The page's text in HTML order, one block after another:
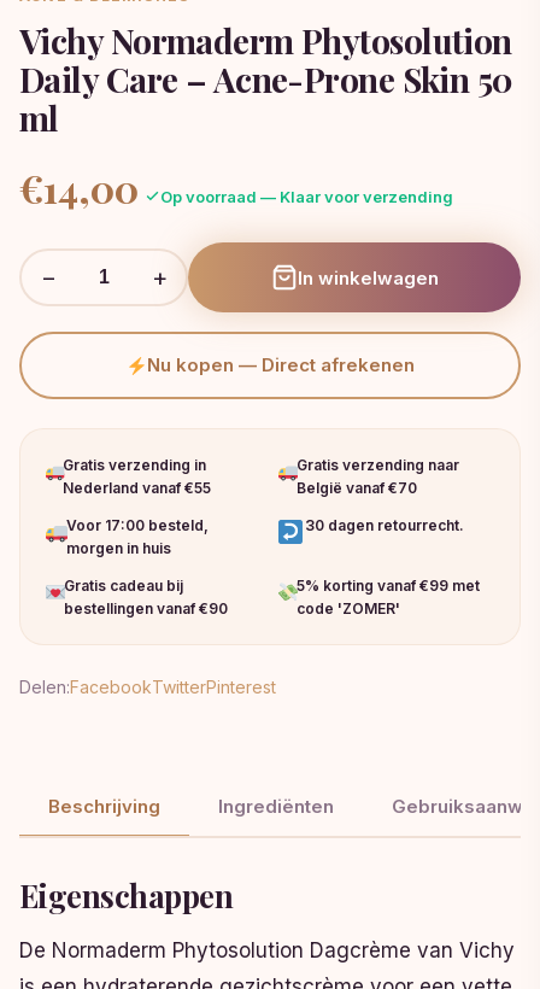
Vichy Normaderm Phytosolution
Daily Care – Acne-Prone Skin 50
ml
€14,00 Op voorraad — Klaar voor verzending
− + In winkelwagen
Nu kopen — Direct afrekenen
Gratis verzending in
Nederland vanaf €55
Gratis verzending naar
België vanaf €70
Voor 17:00 besteld,
morgen in huis
30 dagen retourrecht.
Gratis cadeau bij
bestellingen vanaf €90
5% korting vanaf €99 met
code 'ZOMER'
Delen:FacebookTwitterPinterest
Beschrijving Ingrediënten
Eigenschappen
De Normaderm Phytosolution Dagcrème van Vichy